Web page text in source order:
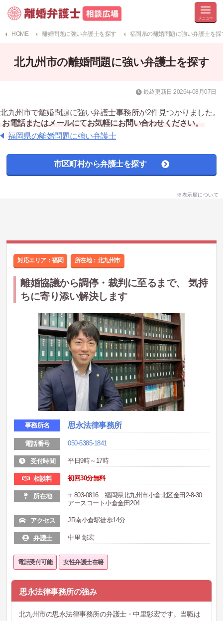
HOME 離婚問題に強い弁護士を探す 福岡県の離婚問題に強い弁護士を探
北九州市の離婚問題に強い弁護士を探す
最終更新日:2026年08月07日
北九州市で離婚問題に強い弁護士事務所が2件見つかりました。
お電話またはメールにてお気軽にお問い合わせください。
福岡県の離婚問題に強い弁護士
市区町村から弁護士を探す
※表示順について
対応エリア：福岡 所在地： 北九州市
離婚協議から調停・裁判に至るまで、 気持
ちに寄り添い解決します
事務所名 思永法律事務所
電話番号 050-5385-1841
受付時間 平日9時～17時
相談料 初回30分無料
所在地
〒803-0816 福岡県北九州市小倉北区金田2-8-30
アースコート小倉金田204
アクセス JR南小倉駅徒歩14分
弁護士 中里 彰宏
電話受付可能 女性弁護士在籍
思永法律事務所の強み
北九州市の思永法律事務所の弁護士・中里彰宏です。当職は